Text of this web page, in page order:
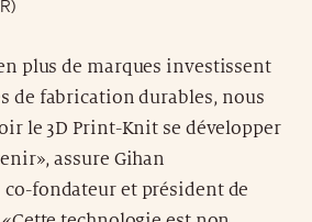
technologie est non
pour le consommateur et
elle aide également les
plus agiles et plus résistants aux
de la demande des